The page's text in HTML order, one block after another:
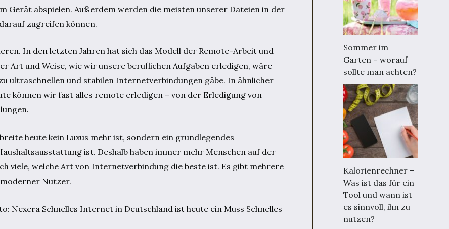
Gerät abspielen. Außerdem werden die meisten unserer Dateien in der
zugreifen können.
In den letzten Jahren hat sich das Modell der Remote-Arbeit und
Art und Weise, wie wir unsere beruflichen Aufgaben erledigen, wäre
ultraschnellen und stabilen Internetverbindungen gäbe. In ähnlicher
können wir fast alles remote erledigen – von der Erledigung von
heute kein Luxus mehr ist, sondern ein grundlegendes
ist. Deshalb haben immer mehr Menschen auf der
viele, welche Art von Internetverbindung die beste ist. Es gibt mehrere
Nutzer.
Nexera Schnelles Internet in Deutschland ist heute ein Muss Schnelles
Sommer im
Garten – worauf
sollte man achten?
Kalorienrechner –
Was ist das für ein
Tool und wann ist
es sinnvoll, ihn zu
nutzen?